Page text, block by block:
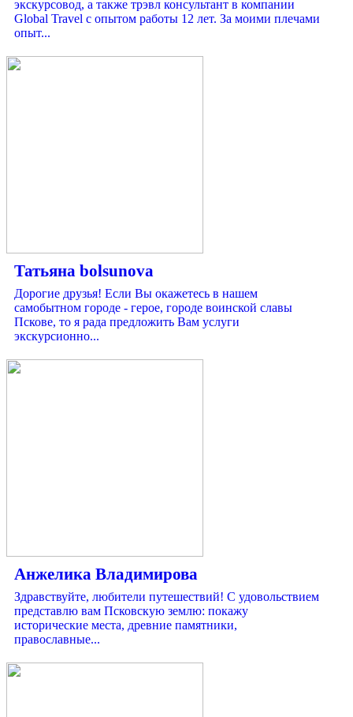
экскурсовод, а также трэвл консультант в компании
Global Travel с опытом работы 12 лет. За моими плечами
опыт...
Татьяна bolsunova
Дорогие друзья! Если Вы окажетесь в нашем
самобытном городе - герое, городе воинской славы
Пскове, то я рада предложить Вам услуги
экскурсионно...
Анжелика Владимирова
Здравствуйте, любители путешествий! С удовольствием
представлю вам Псковскую землю: покажу
исторические места, древние памятники,
православные...